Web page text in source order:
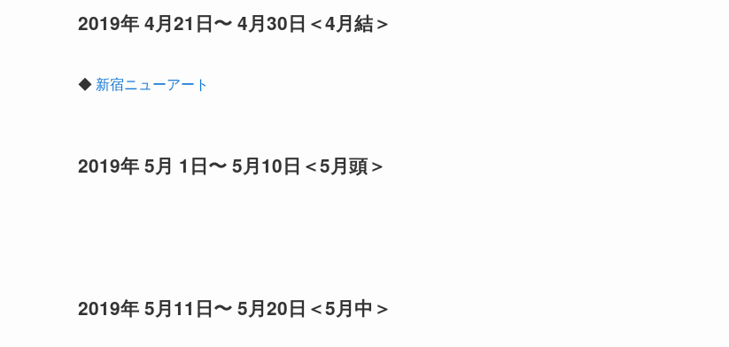
2019年 4月21日〜 4月30日＜4月結＞
◆ 新宿ニューアート
2019年 5月 1日〜 5月10日＜5月頭＞
2019年 5月11日〜 5月20日＜5月中＞